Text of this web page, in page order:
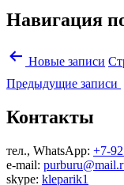
Навигация
Новые записи
Предыдущие записи
Контакты
тел., WhatsApp: +7-
e-mail:
skype: kleparik1